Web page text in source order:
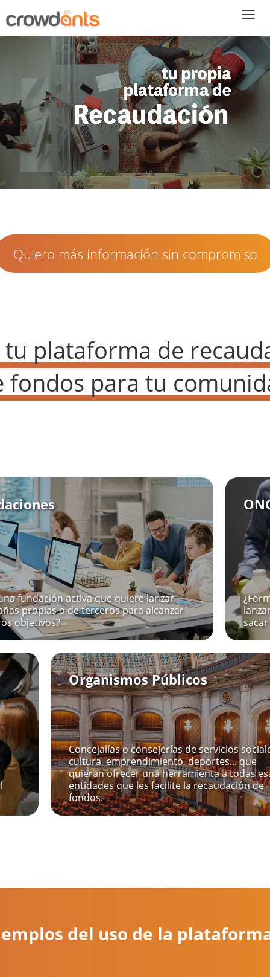
T
Quiero más información sin compromiso
tu plataforma de
fondos para tu
fundación activa que quiere lanzar
propias o de terceros para alcanzar
objetivos?
Organismos Públicos
Concejalías o consejerías de servicios
cultura, emprendimiento, deportes... que
quieran ofrecer una herramienta a todas
entidades que les facilite la recaudación de
fondos.
del uso de la